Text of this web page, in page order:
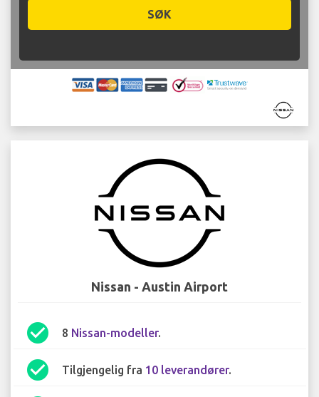
SØK
Nissan - Austin Airport
check_circle 8 Nissan-modeller.
check_circle Tilgjengelig fra 10 leverandører.